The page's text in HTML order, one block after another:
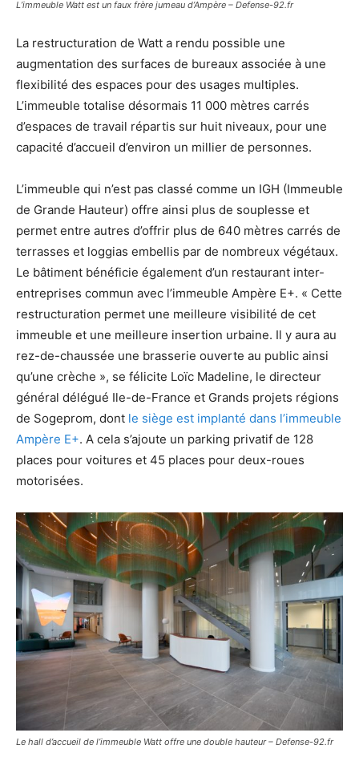
L’immeuble Watt est un faux frère jumeau d’Ampère – Defense-92.fr
La restructuration de Watt a rendu possible une
augmentation des surfaces de bureaux associée à une
flexibilité des espaces pour des usages multiples.
L’immeuble totalise désormais 11 000 mètres carrés
d’espaces de travail répartis sur huit niveaux, pour une
capacité d’accueil d’environ un millier de personnes.
L’immeuble qui n’est pas classé comme un IGH (Immeuble
de Grande Hauteur) offre ainsi plus de souplesse et
permet entre autres d’offrir plus de 640 mètres carrés de
terrasses et loggias embellis par de nombreux végétaux.
Le bâtiment bénéficie également d’un restaurant inter-
entreprises commun avec l’immeuble Ampère E+. « Cette
restructuration permet une meilleure visibilité de cet
immeuble et une meilleure insertion urbaine. Il y aura au
rez-de-chaussée une brasserie ouverte au public ainsi
qu’une crèche », se félicite Loïc Madeline, le directeur
général délégué Ile-de-France et Grands projets régions
de Sogeprom, dont le siège est implanté dans l’immeuble
Ampère E+. A cela s’ajoute un parking privatif de 128
places pour voitures et 45 places pour deux-roues
motorisées.
Le hall d’accueil de l’immeuble Watt offre une double hauteur – Defense-92.fr